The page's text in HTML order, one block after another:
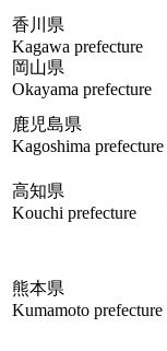
香川県
Kagawa prefecture
岡山県
Okayama prefecture
鹿児島県
Kagoshima prefecture
高知県
Kouchi prefecture
熊本県
Kumamoto prefecture